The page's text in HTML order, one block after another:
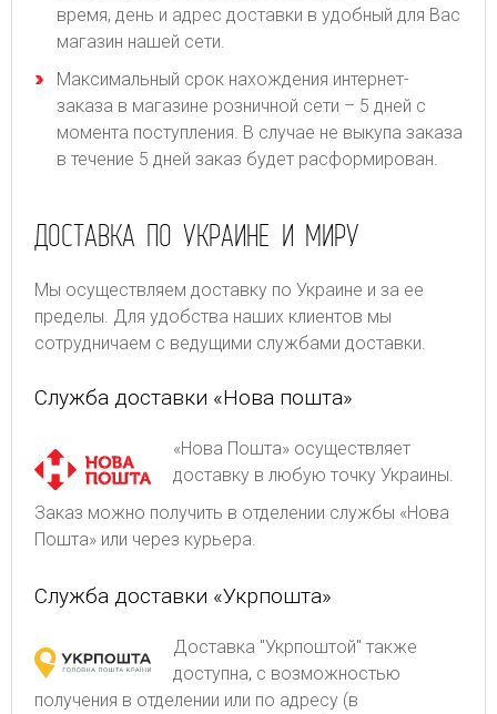
время, день и адрес доставки в удобный для Вас
магазин нашей сети.
Максимальный срок нахождения интернет-
заказа в магазине розничной сети – 5 дней с
момента поступления. В случае не выкупа заказа
в течение 5 дней заказ будет расформирован.
ДОСТАВКА ПО УКРАИНЕ И МИРУ
Мы осуществляем доставку по Украине и за ее
пределы. Для удобства наших клиентов мы
сотрудничаем с ведущими службами доставки.
Служба доставки «Нова пошта»
«Нова Пошта» осуществляет
доставку в любую точку Украины.
Заказ можно получить в отделении службы «Нова
Пошта» или через курьера.
Служба доставки «Укрпошта»
Доставка "Укрпоштой" также
доступна, с возможностью
получения в отделении или по адресу (в